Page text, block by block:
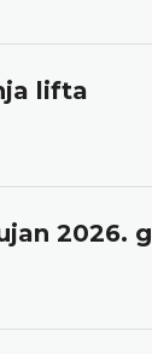
lifta
2026.